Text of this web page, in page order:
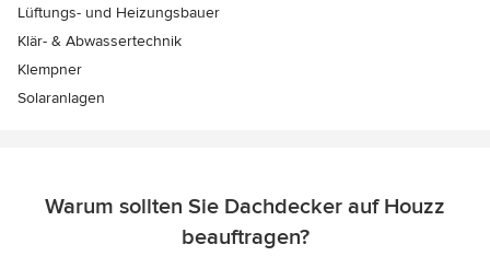
Lüftungs- und Heizungsbauer
Klär- & Abwassertechnik
Klempner
Solaranlagen
Warum sollten Sie Dachdecker auf Houzz
beauftragen?